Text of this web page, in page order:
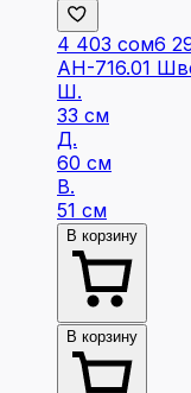
4 403 сом6
АН-716.01
Ш.
33 см
Д.
60 см
В.
51 см
В корзину
В корзину